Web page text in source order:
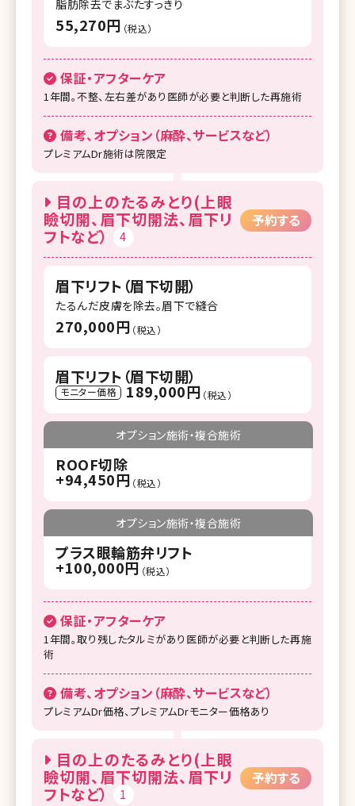
脂肪除去でまぶたすっきり
55,270円 （税込）
保証・アフターケア
1年間。不整、左右差があり医師が必要と判断した再施術
備考、オプション（麻酔、サービスなど）
プレミアムDr施術は院限定
目の上のたるみとり(上眼
瞼切開、眉下切開法、眉下リ
フトなど）
4
予約する
眉下リフト（眉下切開）
たるんだ皮膚を除去。眉下で縫合
270,000円 （税込）
眉下リフト（眉下切開）
モニター価格 189,000円 （税込）
オプション施術・複合施術
ROOF切除
+94,450円 （税込）
オプション施術・複合施術
プラス眼輪筋弁リフト
+100,000円 （税込）
保証・アフターケア
1年間。取り残したタルミがあり医師が必要と判断した再施
術
備考、オプション（麻酔、サービスなど）
プレミアムDr価格、プレミアムDrモニター価格あり
目の上のたるみとり(上眼
瞼切開、眉下切開法、眉下リ
フトなど）
1
予約する